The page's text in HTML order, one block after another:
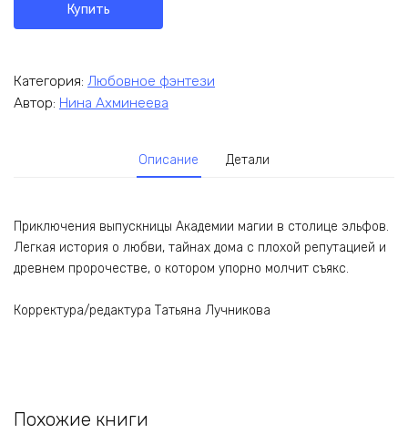
Купить
Категория: Любовное фэнтези
Автор: Нина Ахминеева
Описание Детали
Приключения выпускницы Академии магии в столице эльфов.
Легкая история о любви, тайнах дома с плохой репутацией и
древнем пророчестве, о котором упорно молчит съякс.
Корректура/редактура Татьяна Лучникова
Похожие книги